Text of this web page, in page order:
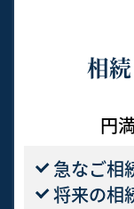
相
円
急なご相
将来の相